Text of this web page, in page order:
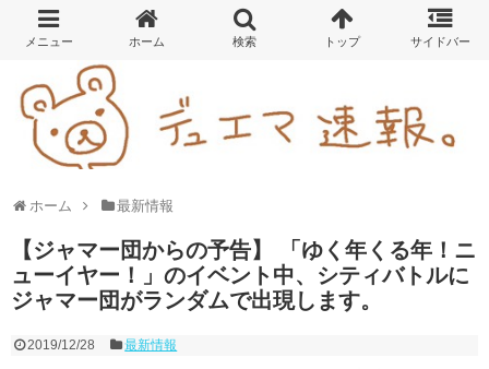
ホーム 最新情報
【ジャマー団からの予告】 「ゆく年くる年！ニ
ューイヤー！」のイベント中、シティバトルに
ジャマー団がランダムで出現します。
2019/12/28 最新情報